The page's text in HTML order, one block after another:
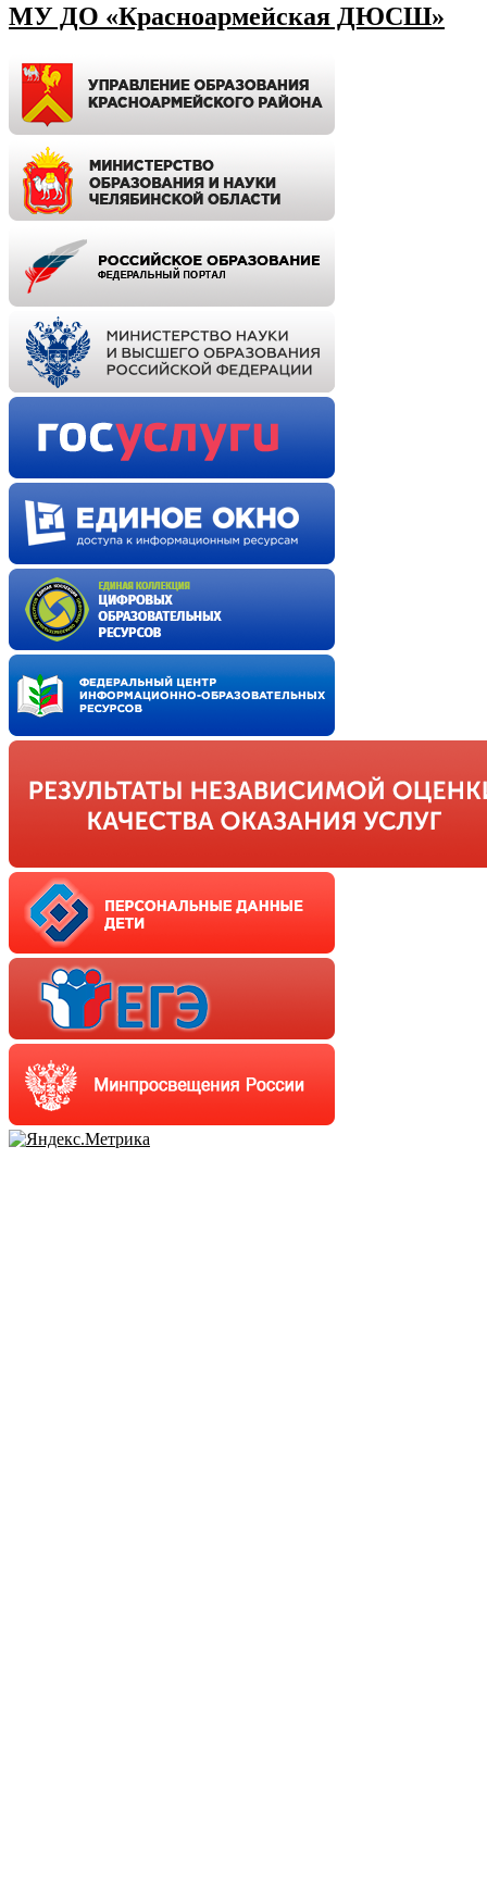
МУ ДО «Красноармейская ДЮСШ»